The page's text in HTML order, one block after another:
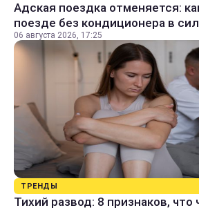
Адская поездка отменяется:
поезде без кондиционера в
06 августа 2026, 17:25
ТРЕНДЫ
Тихий развод: 8 признаков, что